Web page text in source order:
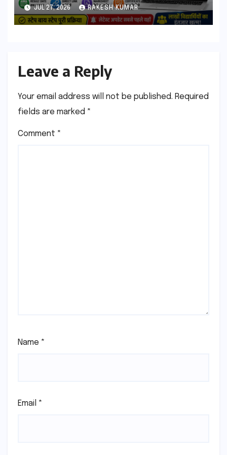
Direct Link, Marksheet
Download Process
JUL 27, 2026 RAKESH KUMAR
Leave a Reply
Your email address will not be published. Required
fields are marked *
Comment *
Name *
Email *